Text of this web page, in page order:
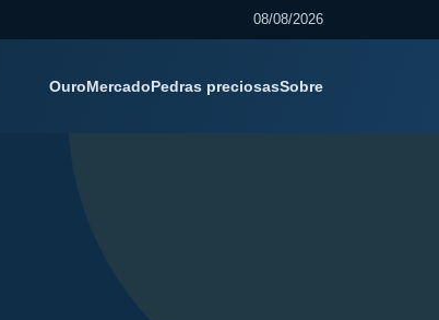
08/08/2026
OuroMercadoPedras preciosasSobre